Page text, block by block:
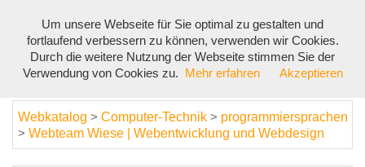
Webkatalog > Computer-Technik > programmiersprachen
> Webteam Wiese | Webentwicklung und Webdesign
Um unsere Webseite für Sie optimal zu gestalten und
fortlaufend verbessern zu können, verwenden wir Cookies.
Durch die weitere Nutzung der Webseite stimmen Sie der
Verwendung von Cookies zu.
Mehr erfahren Akzeptieren